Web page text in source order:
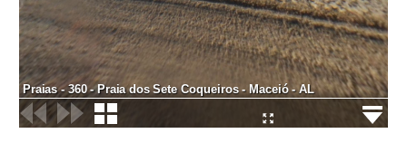
Praias - 360 - Praia dos Sete Coqueiros - Maceió - AL